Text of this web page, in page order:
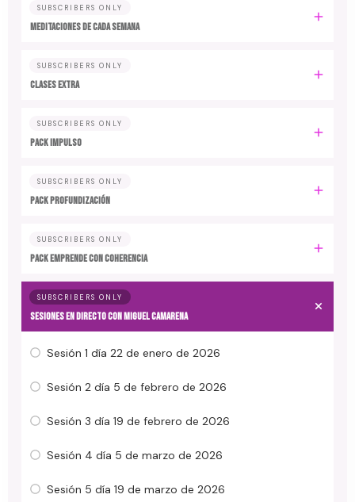
SUBSCRIBERS ONLY
MEDITACIONES DE CADA SEMANA
SUBSCRIBERS ONLY
CLASES EXTRA
SUBSCRIBERS ONLY
PACK IMPULSO
SUBSCRIBERS ONLY
PACK PROFUNDIZACIÓN
SUBSCRIBERS ONLY
PACK EMPRENDE CON COHERENCIA
SUBSCRIBERS ONLY
SESIONES EN DIRECTO CON MIGUEL CAMARENA
Sesión 1 día 22 de enero de 2026
Sesión 2 día 5 de febrero de 2026
Sesión 3 día 19 de febrero de 2026
Sesión 4 día 5 de marzo de 2026
Sesión 5 día 19 de marzo de 2026